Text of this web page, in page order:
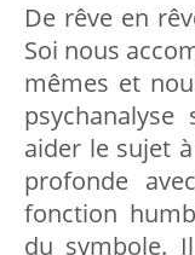
De rêve en
Soi nous
mêmes et
aider le sujet
profonde
fonction
du symbole.